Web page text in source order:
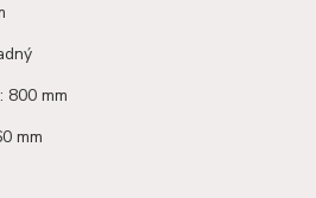
800 mm
mm